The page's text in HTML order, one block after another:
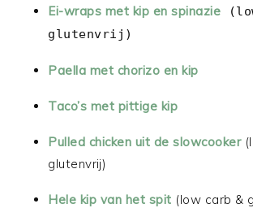
Ei-wraps met kip en spinazie
glutenvrij)
Paella met chorizo en kip
Taco’s met pittige kip
Pulled chicken uit de slowcooker
glutenvrij)
Hele kip van het spit (low carb &